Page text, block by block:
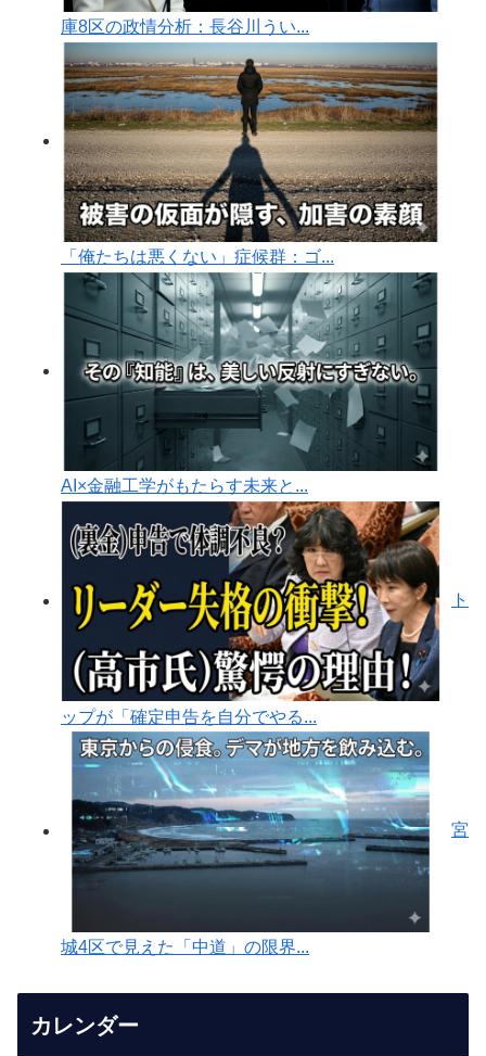
庫8区の政情分析：長谷川うい...
「俺たちは悪くない」症候群：ゴ...
AI×金融工学がもたらす未来と...
ト
ップが「確定申告を自分でやる...
宮
城4区で見えた「中道」の限界...
カレンダー